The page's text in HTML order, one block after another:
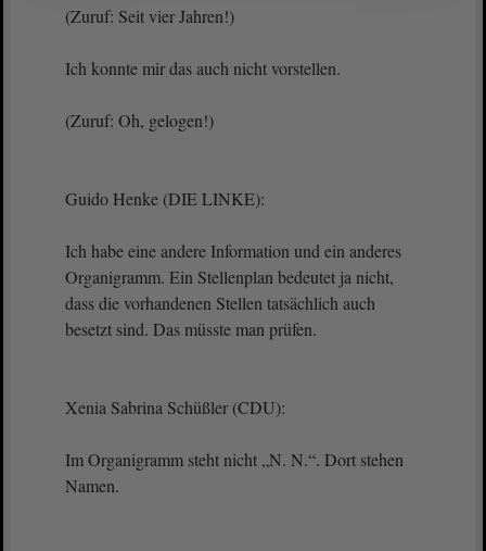
(Zuruf: Seit vier Jahren!)
Ich konnte mir das auch nicht vorstellen.
(Zuruf: Oh, gelogen!)
Guido Henke (DIE LINKE):
Ich habe eine andere Information und ein anderes
Organigramm. Ein Stellenplan bedeutet ja nicht,
dass die vorhandenen Stellen tatsächlich auch
besetzt sind. Das müsste man prüfen.
Xenia Sabrina Schüßler (CDU):
Im Organigramm steht nicht „N. N.“. Dort stehen
Namen.